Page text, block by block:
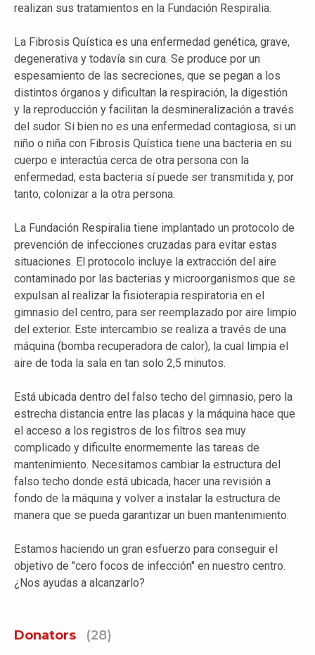
realizan sus tratamientos en la Fundación Respiralia.
La Fibrosis Quística es una enfermedad genética, grave,
degenerativa y todavía sin cura. Se produce por un
espesamiento de las secreciones, que se pegan a los
distintos órganos y dificultan la respiración, la digestión
y la reproducción y facilitan la desmineralización a través
del sudor. Si bien no es una enfermedad contagiosa, si un
niño o niña con Fibrosis Quística tiene una bacteria en su
cuerpo e interactúa cerca de otra persona con la
enfermedad, esta bacteria sí puede ser transmitida y, por
tanto, colonizar a la otra persona.
La Fundación Respiralia tiene implantado un protocolo de
prevención de infecciones cruzadas para evitar estas
situaciones. El protocolo incluye la extracción del aire
contaminado por las bacterias y microorganismos que se
expulsan al realizar la fisioterapia respiratoria en el
gimnasio del centro, para ser reemplazado por aire limpio
del exterior. Este intercambio se realiza a través de una
máquina (bomba recuperadora de calor), la cual limpia el
aire de toda la sala en tan solo 2,5 minutos.
Está ubicada dentro del falso techo del gimnasio, pero la
estrecha distancia entre las placas y la máquina hace que
el acceso a los registros de los filtros sea muy
complicado y dificulte enormemente las tareas de
mantenimiento. Necesitamos cambiar la estructura del
falso techo donde está ubicada, hacer una revisión a
fondo de la máquina y volver a instalar la estructura de
manera que se pueda garantizar un buen mantenimiento.
Estamos haciendo un gran esfuerzo para conseguir el
objetivo de "cero focos de infección" en nuestro centro.
¿Nos ayudas a alcanzarlo?
Donators (28)